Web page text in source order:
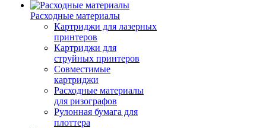
Расходные материалы
Картриджи для лазерных
принтеров
Картриджи для
струйных принтеров
Совместимые
картриджи
Расходные материалы
для ризографов
Рулонная бумага для
плоттера